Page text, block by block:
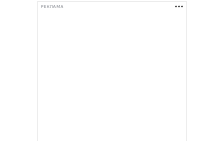
РЕКЛАМА